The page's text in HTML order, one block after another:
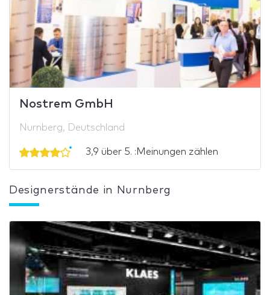
Nostrem GmbH
Nurnberg, Deutschland
3,9 über 5. :Meinungen zählen
Designerstände in Nurnberg